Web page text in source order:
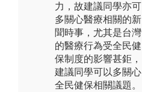
力，故建議同學亦可
多關心醫療相關的新
聞時事，尤其是台灣
的醫療行為受全民健
保制度的影響甚鉅，
建議同學可以多關心
全民健保相關議題。